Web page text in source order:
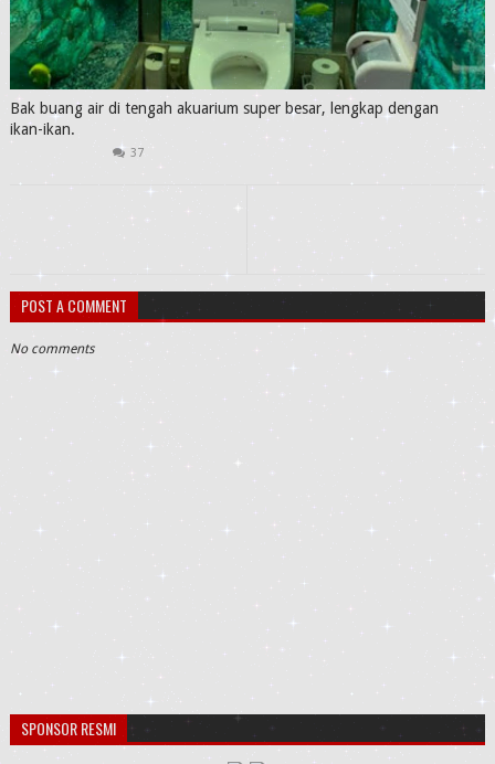
Bak buang air di tengah akuarium super besar, lengkap dengan
ikan-ikan.
37
POST A COMMENT
No comments
SPONSOR RESMI